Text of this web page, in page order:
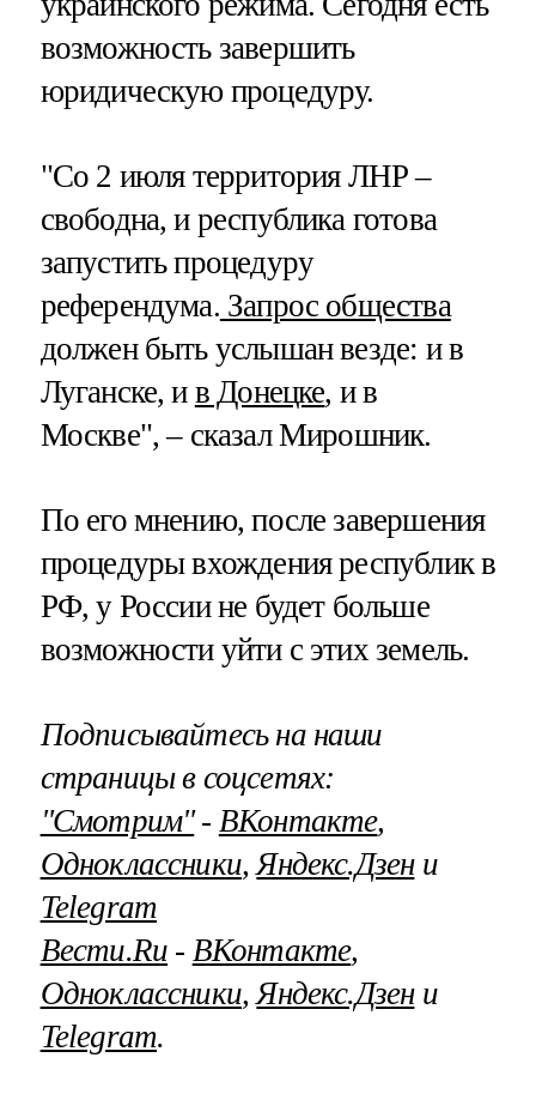
возможность завершить
юридическую процедуру.
"Со 2 июля территория ЛНР –
свободна, и республика готова
запустить процедуру
референдума. Запрос общества
должен быть услышан везде: и в
Луганске, и в Донецке, и в
Москве", – сказал Мирошник.
По его мнению, после завершения
процедуры вхождения республик в
РФ, у России не будет больше
возможности уйти с этих земель.
Подписывайтесь на наши
страницы в соцсетях:
"Смотрим"‐ ВКонтакте,
Одноклассники,Яндекс.Дзени
Telegram
Вести.Ru ‐ ВКонтакте,
Одноклассники,Яндекс.Дзени
Telegram.